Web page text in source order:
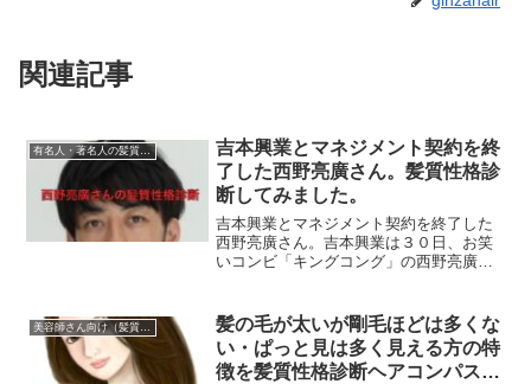
関連記事
有名人・著名人の髪質性格診断
吉本興業とマネジメント契約を終
了した西野亮廣さん。髪質性格診
断してみました。
吉本興業とマネジメント契約を終了した
西野亮廣さん。吉本興業は３０日、お笑
いコンビ「キングコング」の西野亮廣さ
ＳＨＩＮＯを拠点とし、絵本作家などで
活動を続けるとのことです...
美容師さん向け（髪質と性格の話）
髪の毛が太いが剛毛ほどは多くな
い・ぱっと見は多く見える方の特
徴を髪質性格診断ヘアコンパスで